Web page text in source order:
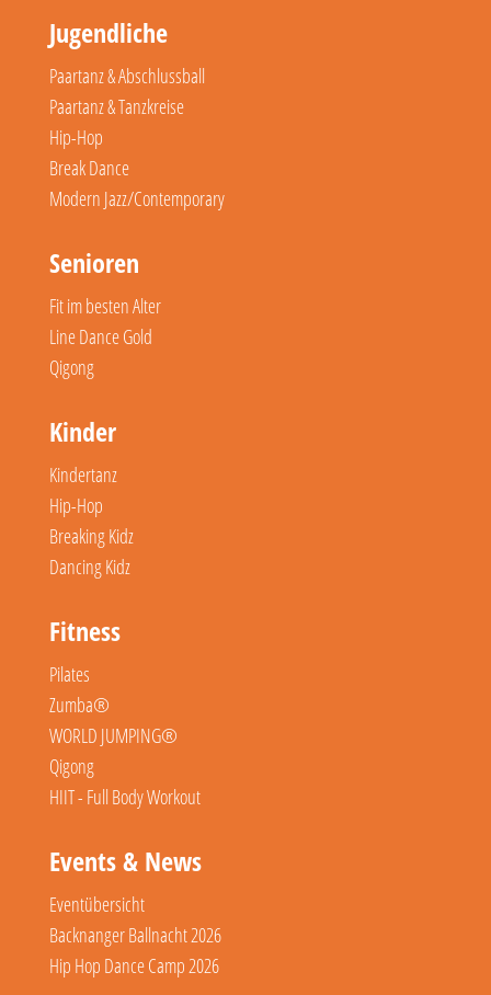
Jugendliche
Paartanz & Abschlussball
Paartanz & Tanzkreise
Hip-Hop
Break Dance
Modern Jazz/Contemporary
Senioren
Fit im besten Alter
Line Dance Gold
Qigong
Kinder
Kindertanz
Hip-Hop
Breaking Kidz
Dancing Kidz
Fitness
Pilates
Zumba®
WORLD JUMPING®
Qigong
HIIT - Full Body Workout
Events & News
Eventübersicht
Backnanger Ballnacht 2026
Hip Hop Dance Camp 2026